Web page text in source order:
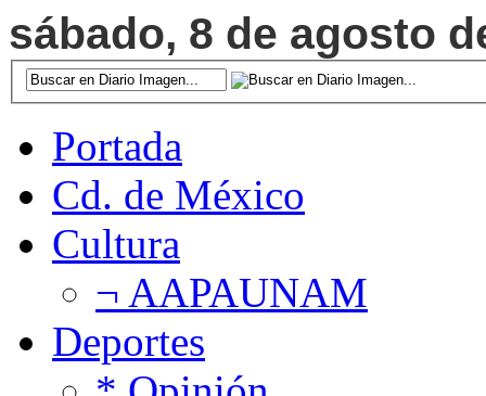
sábado, 8 de agosto
Portada
Cd. de México
Cultura
¬ AAPAUNAM
Deportes